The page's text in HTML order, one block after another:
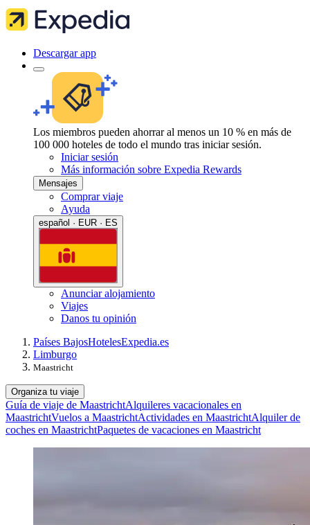
Descargar app
Los miembros pueden ahorrar al menos un 10 % en más de
100 000 hoteles de todo el mundo tras iniciar sesión.
Iniciar sesión
Más información sobre Expedia Rewards
Mensajes
Comprar viaje
Ayuda
español · EUR · ES
Anunciar alojamiento
Viajes
Danos tu opinión
Países BajosHotelesExpedia.es
Limburgo
Maastricht
Organiza tu viaje
Guía de viaje de MaastrichtAlquileres vacacionales en
MaastrichtVuelos a MaastrichtActividades en MaastrichtAlquiler de
coches en MaastrichtPaquetes de vacaciones en Maastricht